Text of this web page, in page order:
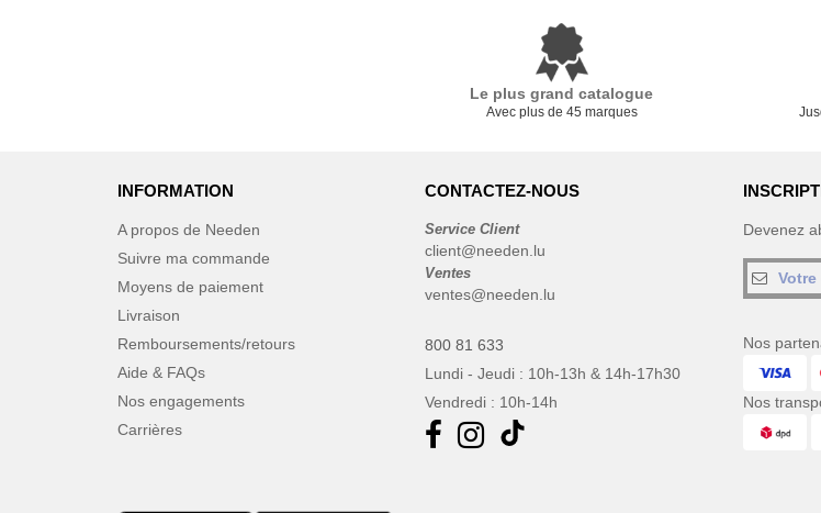
Le plus grand catalogue
Avec plus de 45 marques
INFORMATION
A propos de Needen
Suivre ma commande
Moyens de paiement
Livraison
Remboursements/retours
Aide & FAQs
Nos engagements
Carrières
CONTACTEZ-NOUS
Service Client
client@needen.lu
Ventes
ventes@needen.lu
800 81 633
Lundi - Jeudi : 10h-13h & 14h-17h30
Vendredi : 10h-14h
Devenez
Nos
Nos